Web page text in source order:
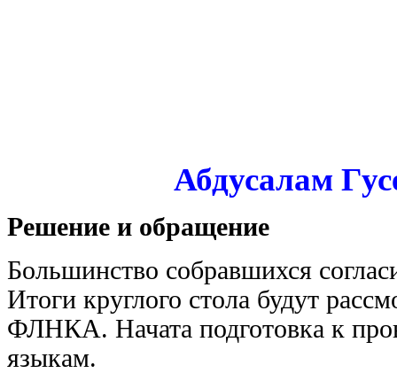
Абдусалам
Решение и обращение
Большинство собравшихся
Итоги круглого стола будут
ФЛНКА. Начата подготовка к
языкам.